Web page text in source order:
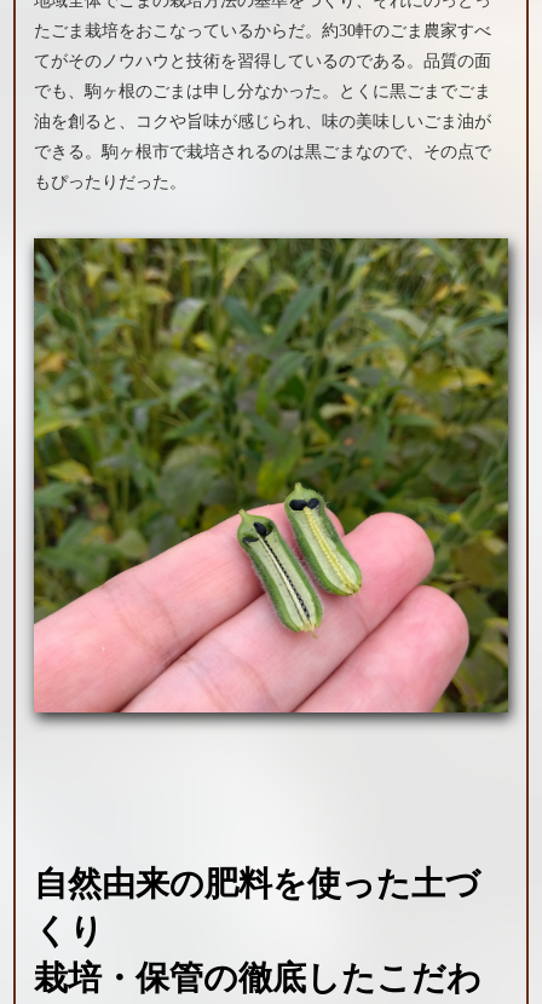
たごま栽培をおこなっているからだ。約30軒のごま農家すべ
てがそのノウハウと技術を習得しているのである。品質の面
でも、駒ヶ根のごまは申し分なかった。とくに黒ごまでごま
油を創ると、コクや旨味が感じられ、味の美味しいごま油が
できる。駒ヶ根市で栽培されるのは黒ごまなので、その点で
もぴったりだった。
自然由来の肥料を使った土づ
くり
栽培・保管の徹底したこだわ